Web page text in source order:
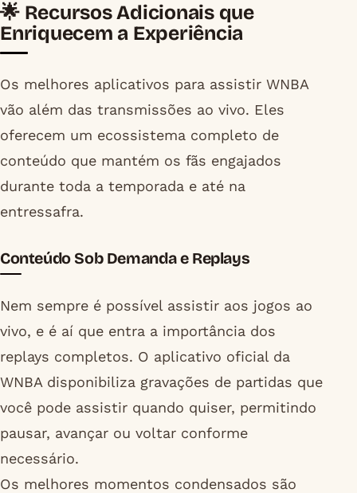
🌟 Recursos Adicionais que
Enriquecem a Experiência
Os melhores aplicativos para assistir WNBA
vão além das transmissões ao vivo. Eles
oferecem um ecossistema completo de
conteúdo que mantém os fãs engajados
durante toda a temporada e até na
entressafra.
Conteúdo Sob Demanda e Replays
Nem sempre é possível assistir aos jogos ao
vivo, e é aí que entra a importância dos
replays completos. O aplicativo oficial da
WNBA disponibiliza gravações de partidas que
você pode assistir quando quiser, permitindo
pausar, avançar ou voltar conforme
necessário.
Os melhores momentos condensados são